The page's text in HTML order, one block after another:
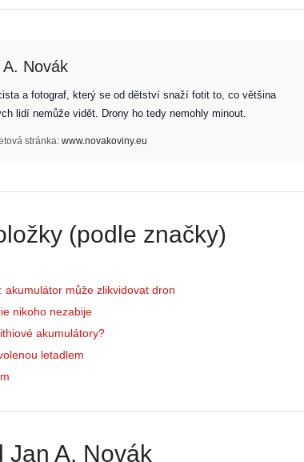
A. Novák
a fotograf, který se od dětství snaží fotit to, co většina
lidí nemůže vidět. Drony ho tedy nemohly minout.
stránka: www.novakoviny.eu
(podle značky)
akumulátor může zlikvidovat dron
nikoho nezabije
akumulátory?
letadlem
Jan A. Novák